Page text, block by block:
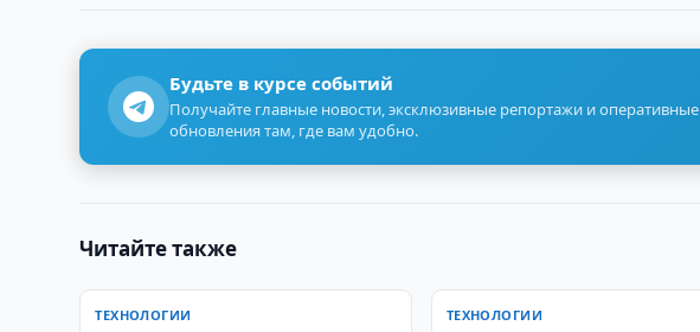
Будьте в курсе событий
Получайте главные новости, эксклюзивные репортажи и оперативные
обновления там, где вам удобно.
Читайте также
ТЕХНОЛОГИИ ТЕХНОЛОГИИ